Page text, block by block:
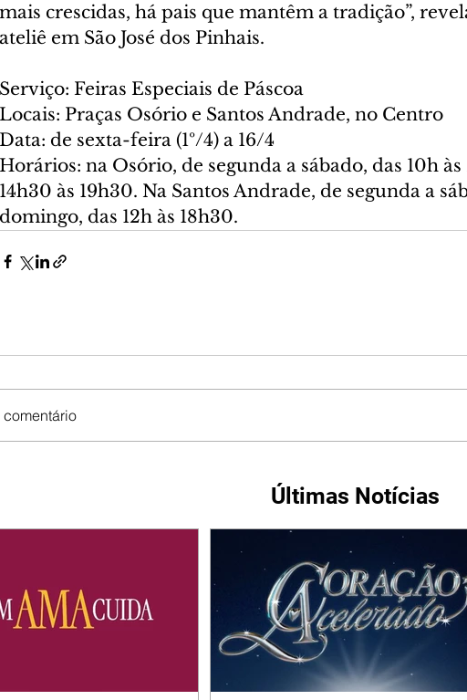
mais crescidas, há pais que mantêm a tradição”,
ateliê em São José dos Pinhais.
Serviço: Feiras Especiais de Páscoa
Locais: Praças Osório e Santos Andrade, no Centro
Data: de sexta-feira (1º/4) a 16/4
Horários: na Osório, de segunda a sábado, das 10h
14h30 às 19h30. Na Santos Andrade, de segunda a
domingo, das 12h às 18h30.
comentário
Últimas Notícias